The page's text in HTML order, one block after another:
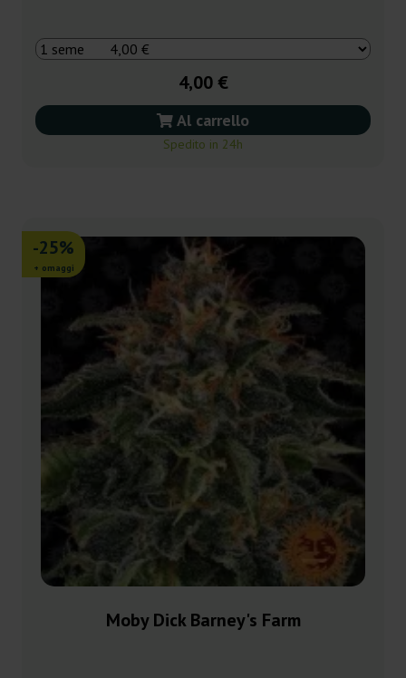
4,00 €
Al carrello
Spedito in 24h
-25%
+ omaggi
Moby Dick Barney's Farm